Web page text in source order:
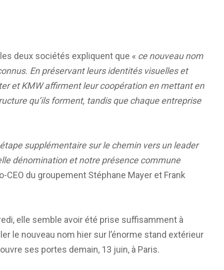
deux sociétés expliquent que « ce nouveau nom
En préservant leurs identités visuelles et
et KMW affirment leur coopération en mettant en
qu’ils forment, tandis que chaque entreprise
supplémentaire sur le chemin vers un leader
dénomination et notre présence commune
du groupement Stéphane Mayer et Frank
elle semble avoir été prise suffisamment à
le nouveau nom hier sur l’énorme stand extérieur
ses portes demain, 13 juin, à Paris.